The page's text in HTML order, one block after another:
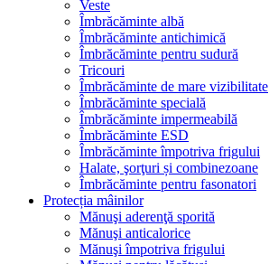
Veste
Îmbrăcăminte albă
Îmbrăcăminte antichimică
Îmbrăcăminte pentru sudură
Tricouri
Îmbrăcăminte de mare vizibilitate
Îmbrăcăminte specială
Îmbrăcăminte impermeabilă
Îmbrăcăminte ESD
Îmbrăcăminte împotriva frigului
Halate, şorţuri și combinezoane
Îmbrăcăminte pentru fasonatori
Protecția mâinilor
Mănuşi aderenţă sporită
Mănuşi anticalorice
Mănuşi împotriva frigului